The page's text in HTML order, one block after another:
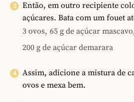
Então, em outro recipiente
açúcares. Bata com um fouet
3 ovos, 65 g de açúcar
200 g de açúcar demarara
Assim, adicione a mistura de
ovos e mexa bem.